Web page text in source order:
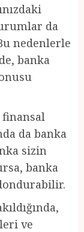
da
nedenlerle
banka
da banka
sizin
banka
ve